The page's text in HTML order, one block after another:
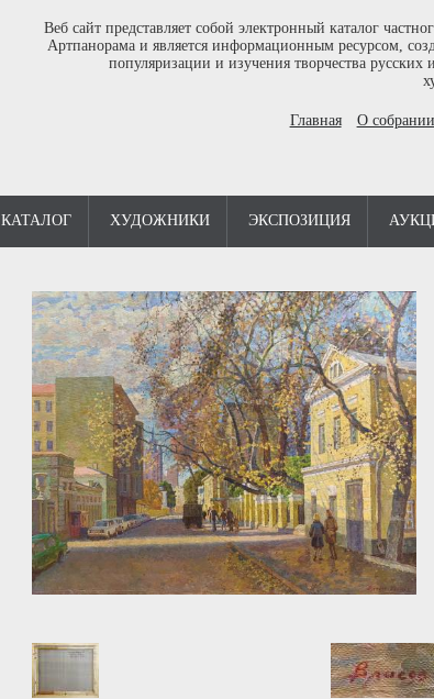
Веб сайт представляет собой электронный каталог
Артпанорама и является информационным ресурсом,
популяризации и изучения творчества русских
Главная О собрании
КАТАЛОГ ХУДОЖНИКИ ЭКСПОЗИЦИЯ